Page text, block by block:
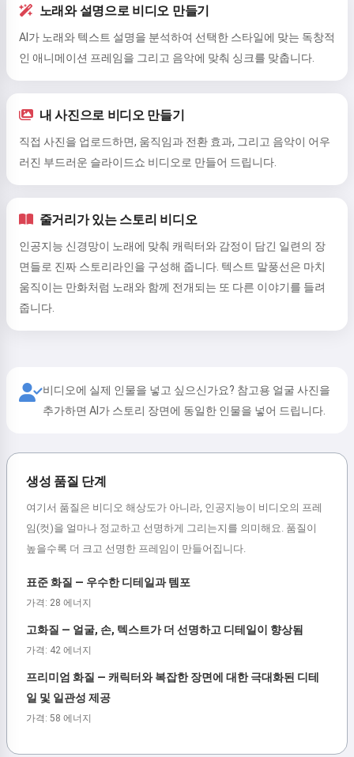
노래와 설명으로 비디오 만들기
AI가 노래와 텍스트 설명을 분석하여 선택한 스타일에 맞는 독창적
인 애니메이션 프레임을 그리고 음악에 맞춰 싱크를 맞춥니다.
내 사진으로 비디오 만들기
직접 사진을 업로드하면, 움직임과 전환 효과, 그리고 음악이 어우
러진 부드러운 슬라이드쇼 비디오로 만들어 드립니다.
줄거리가 있는 스토리 비디오
인공지능 신경망이 노래에 맞춰 캐릭터와 감정이 담긴 일련의 장
면들로 진짜 스토리라인을 구성해 줍니다. 텍스트 말풍선은 마치
움직이는 만화처럼 노래와 함께 전개되는 또 다른 이야기를 들려
줍니다.
비디오에 실제 인물을 넣고 싶으신가요? 참고용 얼굴 사진을
추가하면 AI가 스토리 장면에 동일한 인물을 넣어 드립니다.
생성 품질 단계
여기서 품질은 비디오 해상도가 아니라, 인공지능이 비디오의 프레
임(컷)을 얼마나 정교하고 선명하게 그리는지를 의미해요. 품질이
높을수록 더 크고 선명한 프레임이 만들어집니다.
표준 화질 — 우수한 디테일과 템포
가격: 28 에너지
고화질 — 얼굴, 손, 텍스트가 더 선명하고 디테일이 향상됨
가격: 42 에너지
프리미엄 화질 — 캐릭터와 복잡한 장면에 대한 극대화된 디테
일 및 일관성 제공
가격: 58 에너지